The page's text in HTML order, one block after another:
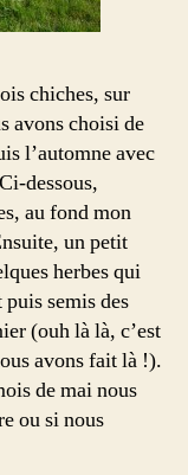
chiches, sur
avons choisi de
l’automne avec
dessous,
au fond mon
un petit
herbes qui
semis des
(ouh là là, c’est
avons fait là !).
de mai nous
ou si nous